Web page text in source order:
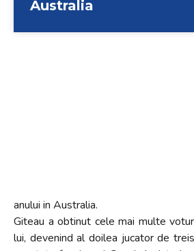
Accessibility,
apăsați
pentru
Australia
anului in Australia.
Giteau a obtinut cele mai multe
lui, devenind al doilea jucator de